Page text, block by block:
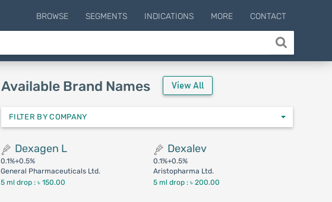
BROWSE SEGMENTS INDICATIONS MORE CONTACT
Available Brand Names View All
FILTER BY COMPANY
Dexagen L
0.1%+0.5%
General Pharmaceuticals Ltd.
5 ml drop :৳ 150.00
Dexalev
0.1%+0.5%
Aristopharma Ltd.
5 ml drop :৳ 200.00